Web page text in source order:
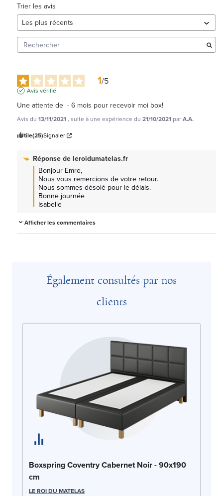
Trier les avis
1/5
Avis vérifié
Une attente de  - 6 mois pour recevoir moi box!
Avis du 13/11/2021 , suite à une expérience du 21/10/2021 parA.A.
Utile(25)Signaler
Réponse deleroidumatelas.fr
Bonjour Emre,
Nous vous remercions de votre retour.
Nous sommes désolé pour le délais.
Bonne journée
Isabelle
Afficher les commentaires
Également consultés par nos
clients
Boxspring Coventry Cabernet Noir - 90x190
cm
LE ROI DU MATELAS